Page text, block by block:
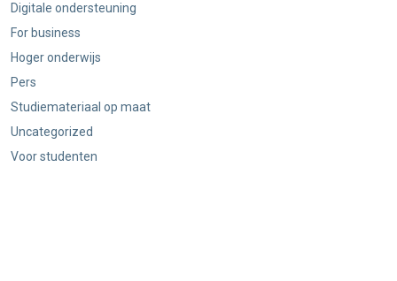
Digitale ondersteuning
For business
Hoger onderwijs
Pers
Studiemateriaal op maat
Uncategorized
Voor studenten